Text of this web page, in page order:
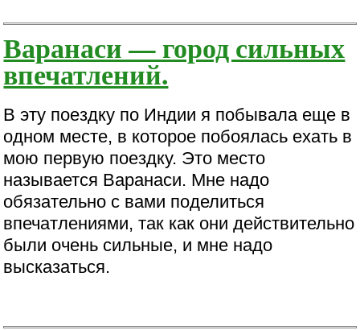
Варанаси — город сильных
впечатлений.
В эту поездку по Индии я побывала еще в
одном месте, в которое побоялась ехать в
мою первую поездку. Это место
называется Варанаси. Мне надо
обязательно с вами поделиться
впечатлениями, так как они действительно
были очень сильные, и мне надо
высказаться.